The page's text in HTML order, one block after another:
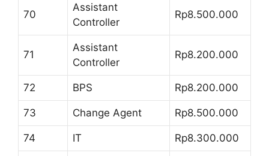
70
Assistant
Controller
Rp8.500.000
71
Assistant
Controller
Rp8.200.000
72 BPS Rp8.200.000
73 Change Agent Rp8.500.000
74 IT Rp8.300.000